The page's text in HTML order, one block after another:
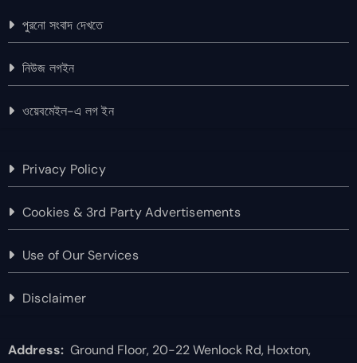
পুরনো সংবাদ দেখতে
নিউজ লগইন
ওয়েবমেইল-এ লগ ইন
Privacy Policy
Cookies & 3rd Party Advertisements
Use of Our Services
Disclaimer
Address:Ground Floor, 20-22 Wenlock Rd, Hoxton,